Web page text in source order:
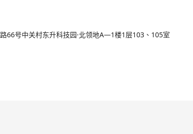
人。
66号中关村东升科技园·北领地A—1楼1层103、105室